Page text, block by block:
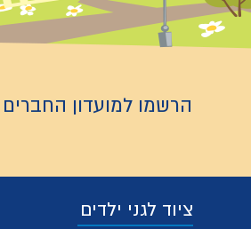
הרשמו למועדון החברים
ציוד לגני ילדים